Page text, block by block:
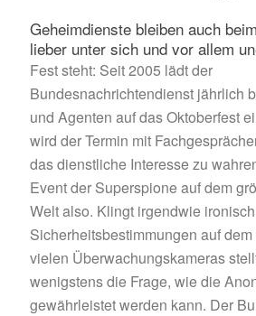
Geheimdienste bleiben auch
lieber unter sich und vor allem
Fest steht: Seit 2005 lädt der
Bundesnachrichtendienst jährlich
und Agenten auf das Oktoberfest
wird der Termin mit
das dienstliche Interesse zu
Event der Superspione auf dem
Welt also. Klingt irgendwie
Sicherheitsbestimmungen auf
vielen Überwachungskameras
wenigstens die Frage, wie die
gewährleistet werden kann. Der